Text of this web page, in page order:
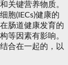
关键营养物质。
胞(IECs)健康的
肠道健康发育的
等因素有影响。
合在一起的，以